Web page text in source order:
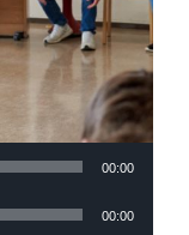
00:00
00:00